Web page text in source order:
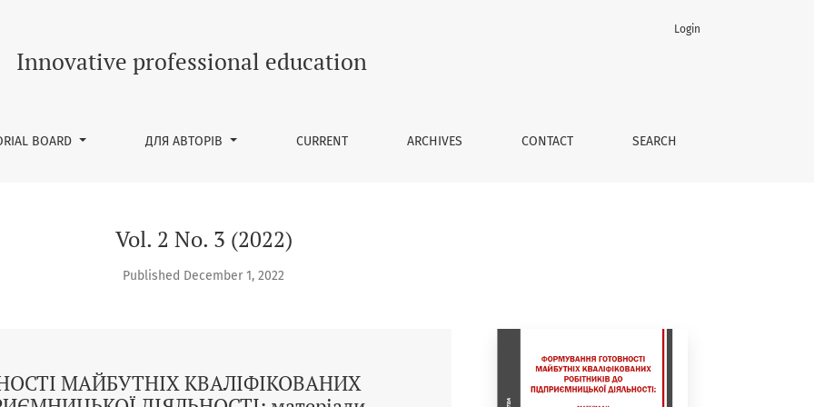
КВАЛІФІКОВАНИХ РОБІТНИКІВ ДО ПІДПРИЄМНИЦЬКОЇ ДІЯЛЬНОСТІ: матеріали експерименту
Innovative professional education
BOARD ДЛЯ АВТОРІВ CURRENT ARCHIVES CONTACT SEARCH
Login
Vol. 2 No. 3 (2022)
Published December 1, 2022
МАЙБУТНІХ КВАЛІФІКОВАНИХ